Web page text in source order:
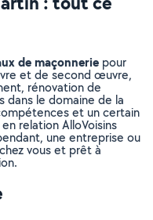
de maçonnerie pour
et de second œuvre,
rénovation de
dans le domaine de la
et un certain
relation AlloVoisins
une entreprise ou
vous et prêt à